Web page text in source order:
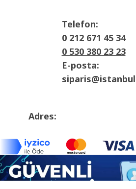
Telefon:
0 212 671 45 34
0 530 380 23 23
E-posta:
Adres:
No:21 Başakşehir/